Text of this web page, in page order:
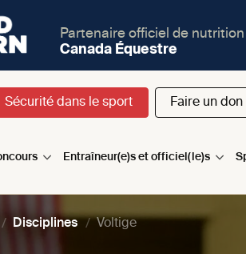
Partenaire officiel de
Canada Équestre
Sécurité dans le sport Faire un don
Entraîneur(e)s et officiel(le)s
Disciplines Voltige